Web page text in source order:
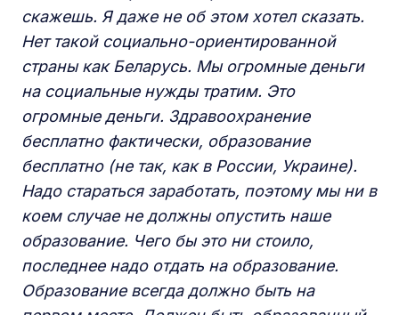
скажешь. Я даже не об этом хотел сказать.
Нет такой социально-ориентированной
страны как Беларусь. Мы огромные деньги
на социальные нужды тратим. Это
огромные деньги. Здравоохранение
бесплатно фактически, образование
бесплатно (не так, как в России, Украине).
Надо стараться заработать, поэтому мы ни в
коем случае не должны опустить наше
образование. Чего бы это ни стоило,
последнее надо отдать на образование.
Образование всегда должно быть на